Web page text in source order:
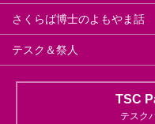
さくらば博士のよもやま話
テスク＆祭人
TSC
テスク